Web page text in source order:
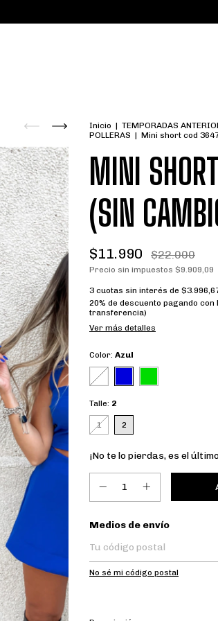
Inicio | TEMPORADAS
POLLERAS | Mini short cod
MINI
(SIN
$11.990 $22.000
Precio sin impuestos $9.909,09
3 cuotas sin interés de
20% de descuento pagando con
transferencia)
Ver más detalles
Color: Azul
Talle: 2
1 2
¡No te lo pierdas, es el
Entregas para el CP:
Medios de envío
No sé mi código postal